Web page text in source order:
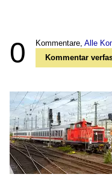
0 Kommentare, Alle
Kommentar